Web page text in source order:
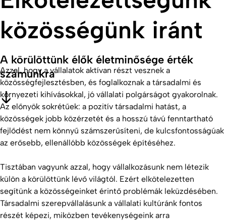
közösségünk iránt
A körülöttünk élők életminősége érték
számunkra
Azzal, hogy a vállalatok aktívan részt vesznek a
közösségfejlesztésben, és foglalkoznak a társadalmi és
környezeti kihívásokkal, jó vállalati polgárságot gyakorolnak.
Az előnyök sokrétűek: a pozitív társadalmi hatást, a
közösségek jobb közérzetét és a hosszú távú fenntartható
fejlődést nem könnyű számszerűsíteni, de kulcsfontosságúak
az erősebb, ellenállóbb közösségek építéséhez.
Tisztában vagyunk azzal, hogy vállalkozásunk nem létezik
külön a körülöttünk lévő világtól. Ezért elkötelezetten
segítünk a közösségeinket érintő problémák leküzdésében.
Társadalmi szerepvállalásunk a vállalati kultúránk fontos
részét képezi, miközben tevékenységeink arra